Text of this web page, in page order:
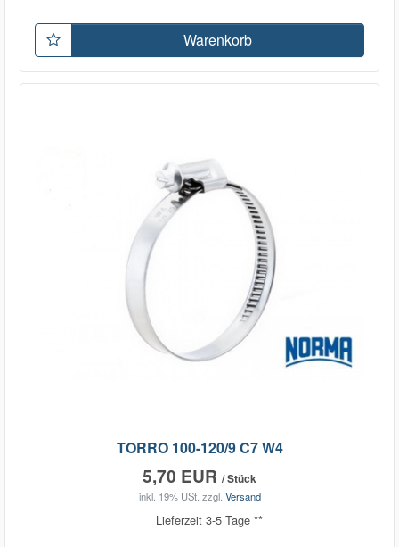
Warenkorb
TORRO 100-120/9 C7 W4
5,70 EUR / Stück
inkl. 19% USt. zzgl. Versand
Lieferzeit 3-5 Tage **